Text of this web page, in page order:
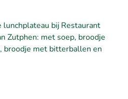
lunchplateau bij Restaurant
Zutphen: met soep, broodje
broodje met bitterballen en